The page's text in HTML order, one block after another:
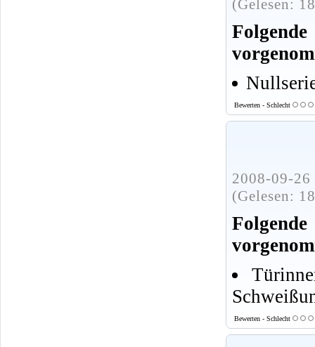
(Gelesen:
Bewerten - Schlecht
2008-09-
(Gelesen:
Bewerten - Schlecht